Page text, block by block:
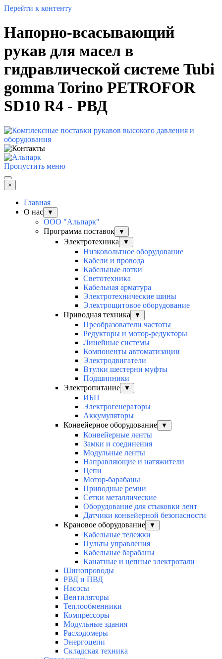
Перейти к контенту
Напорно-всасывающий
рукав для масел в
гидравлической системе Tubi
gomma Torino PETROFOR
SD10 R4 - РВД
Пропустить меню
×
Главная
О нас
▼
ООО "Альпарк"
Программа поставок
▼
Электротехника ▼
Низковольтное оборудование
Кабели и провода
Кабельные лотки
Светотехника
Кабельная арматура
Электротехнические шины
Электрощитовое оборудование
Приводная техника
▼
Преобразователи частоты
Редукторы и мотор-редукторы
Линейные системы
Компоненты автоматизации
Электродвигатели
Втулки шестерни муфты
Подшипники
Электропитание
▼
ИБП
Электрогенераторы
Аккумуляторы
Конвейерное оборудование
▼
Конвейерные ленты
Замки и соединения
Модульные ленты
Направляющие и натяжители
Цепи
Мотор-барабаны
Приводные ремни
Сетки металлические
Оборудование для стыковки лент
Датчики конвейерной безопасности
Крановое оборудование
▼
Кабельные тележки
Пульты управления
Кабельные барабаны
Канатные и цепные электротали
Шинопроводы
РВД и ПВД
Насосы
Вентиляторы
Теплообменники
Компрессоры
Модульные здания
Расходомеры
Энергоцепи
Складская техника